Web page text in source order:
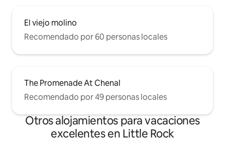
El viejo molino
Recomendado por 60 personas locales
The Promenade At Chenal
Recomendado por 49 personas locales
Otros alojamientos para vacaciones
excelentes en Little Rock